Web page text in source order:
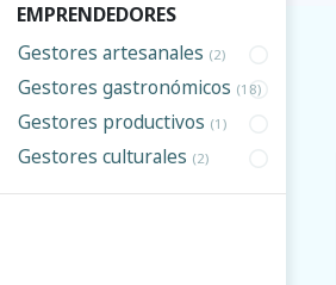
EMPRENDEDORES
Gestores artesanales (2)
Gestores gastronómicos (18)
Gestores productivos (1)
Gestores culturales (2)